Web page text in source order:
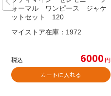
ォーマル ワンピース ジャケ
ットセット 120
マイストア在庫： 1972
税込 6000円
カートに入れる